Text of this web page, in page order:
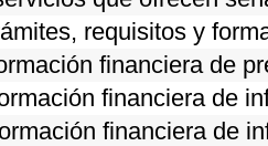
requisitos y
financiera de
financiera de
financiera de